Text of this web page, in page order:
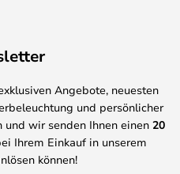
Angebote, neuesten
und persönlicher
und wir senden Ihnen einen 20
Ihrem Einkauf in unserem
können!